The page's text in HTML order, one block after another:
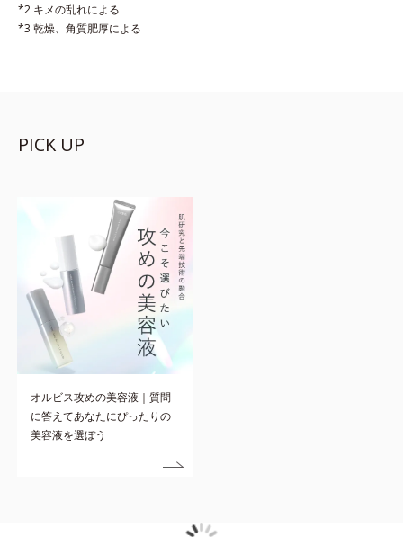
*2 キメの乱れによる
*3 乾燥、角質肥厚による
PICK UP
オルビス攻めの美容液｜質問
に答えてあなたにぴったりの
美容液を選ぼう